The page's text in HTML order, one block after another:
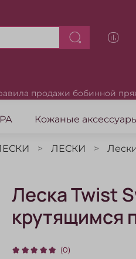
продажи бобинной
Кожаные
ЛЕСКИ
(0)
Леска Twist
крутящимся